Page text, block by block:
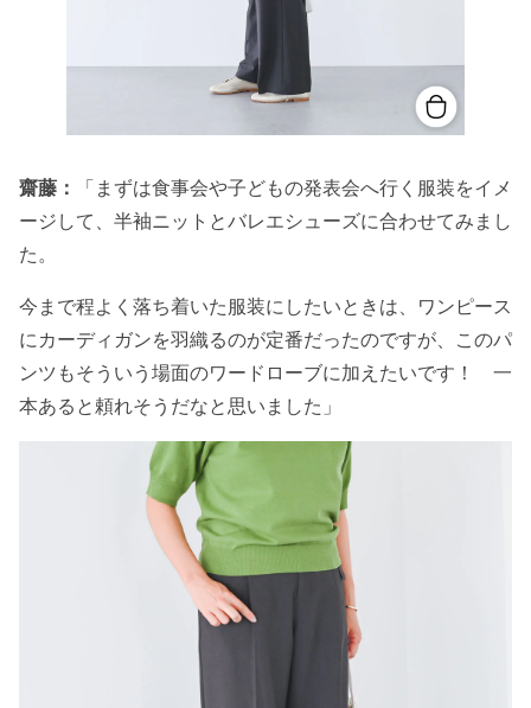
齋藤：
「まずは食事会や子どもの発表会へ行く服装をイメ
ージして、半袖ニットとバレエシューズに合わせてみまし
た。
今まで程よく落ち着いた服装にしたいときは、ワンピース
にカーディガンを羽織るのが定番だったのですが、このパ
ンツもそういう場面のワードローブに加えたいです！ 一
本あると頼れそうだなと思いました」